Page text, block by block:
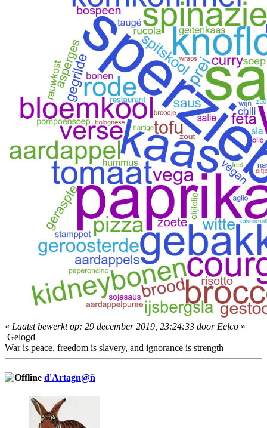
« Laatst bewerkt op: 29 december 2019, 23:24:33 door Eelco »
Gelogd
War is peace, freedom is slavery, and ignorance is strength
d'Artagn@ñ